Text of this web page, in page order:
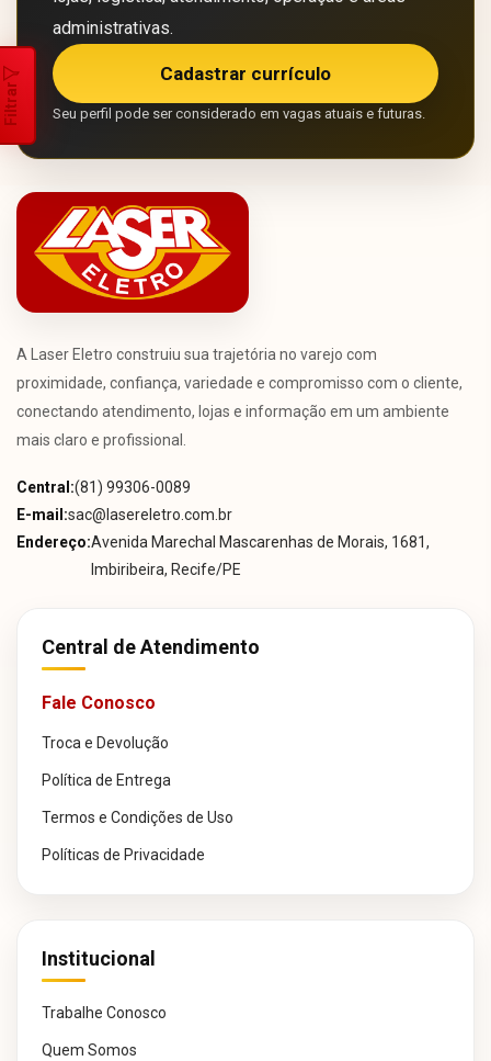
Filtrar
administrativas.
Cadastrar currículo
Seu perfil pode ser considerado em vagas atuais e futuras.
A Laser Eletro construiu sua trajetória no varejo com
proximidade, confiança, variedade e compromisso com o cliente,
conectando atendimento, lojas e informação em um ambiente
mais claro e profissional.
Central:(81) 99306-0089
E-mail:sac@lasereletro.com.br
Endereço:Avenida Marechal Mascarenhas de Morais, 1681,
Imbiribeira, Recife/PE
Central de Atendimento
Fale Conosco
Troca e Devolução
Política de Entrega
Termos e Condições de Uso
Políticas de Privacidade
Institucional
Trabalhe Conosco
Quem Somos